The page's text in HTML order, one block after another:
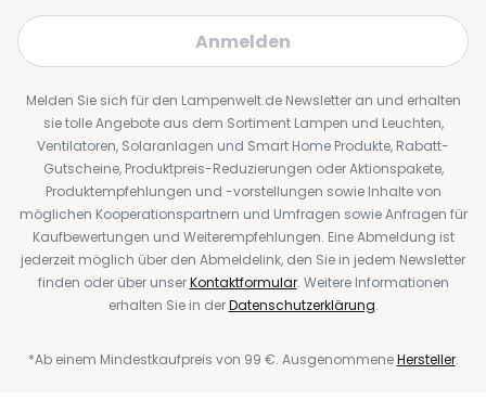
Anmelden
Melden Sie sich für den Lampenwelt.de Newsletter an und erhalten
sie tolle Angebote aus dem Sortiment Lampen und Leuchten,
Ventilatoren, Solaranlagen und Smart Home Produkte, Rabatt-
Gutscheine, Produktpreis-Reduzierungen oder Aktionspakete,
Produktempfehlungen und -vorstellungen sowie Inhalte von
möglichen Kooperationspartnern und Umfragen sowie Anfragen für
Kaufbewertungen und Weiterempfehlungen. Eine Abmeldung ist
jederzeit möglich über den Abmeldelink, den Sie in jedem Newsletter
finden oder über unserKontaktformular. Weitere Informationen
erhalten Sie in derDatenschutzerklärung.
*Ab einem Mindestkaufpreis von 99 €. AusgenommeneHersteller.